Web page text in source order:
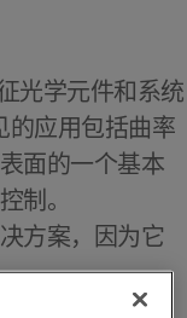
光学元件和系统
的应用包括曲率
面的一个基本
制。
方案，因为它